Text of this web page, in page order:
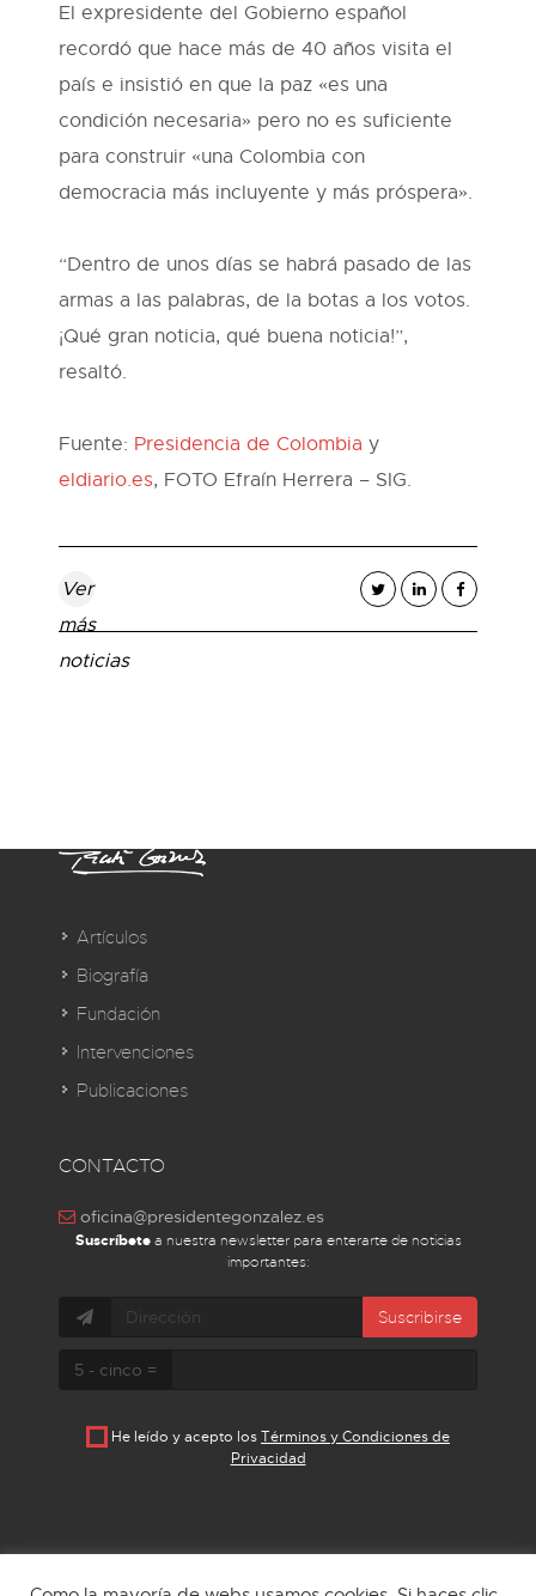
El expresidente del Gobierno español
recordó que hace más de 40 años visita el
país e insistió en que la paz «es una
condición necesaria» pero no es suficiente
para construir «una Colombia con
democracia más incluyente y más próspera».
“Dentro de unos días se habrá pasado de las
armas a las palabras, de la botas a los votos.
¡Qué gran noticia, qué buena noticia!”,
resaltó.
Fuente: Presidencia de Colombia y
eldiario.es, FOTO Efraín Herrera – SIG.
Ver
más
noticias
Artículos
Biografía
Fundación
Intervenciones
Publicaciones
CONTACTO
oficina@presidentegonzalez.es
Suscríbetea nuestra newsletter para enterarte de noticias
importantes:
Suscribirse
5 - cinco =
He leído y acepto losTérminos y Condiciones de
Privacidad